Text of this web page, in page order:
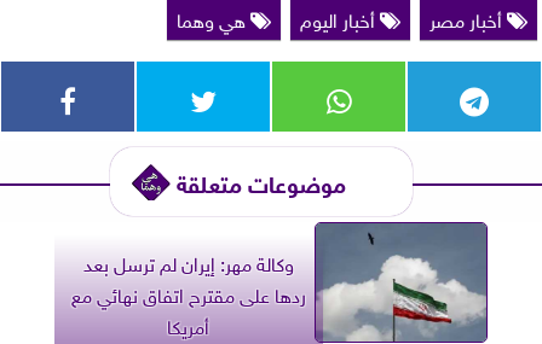
أخبار مصر
أخبار اليوم هي وهما
موضوعات متعلقة
وكالة مهر: إيران لم ترسل بعد
ردها على مقترح اتفاق نهائي مع
أمريكا